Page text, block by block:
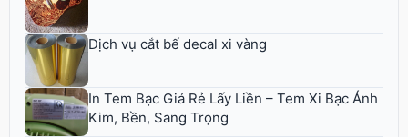
Dịch vụ cắt bế decal xi vàng
In Tem Bạc Giá Rẻ Lấy Liền – Tem Xi Bạc Ánh
Kim, Bền, Sang Trọng